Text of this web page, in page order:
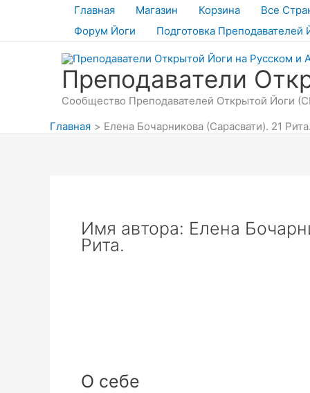
содержимому
Главная Магазин Корзина Все
Форум Йоги
Подготовка Преподавателей
Преподаватели
Сообщество Преподавателей Открытой Йоги
Главная
Елена Бочарникова (Сарасвати). 21 Рита.
Имя автора: Елена
Рита.
О себе